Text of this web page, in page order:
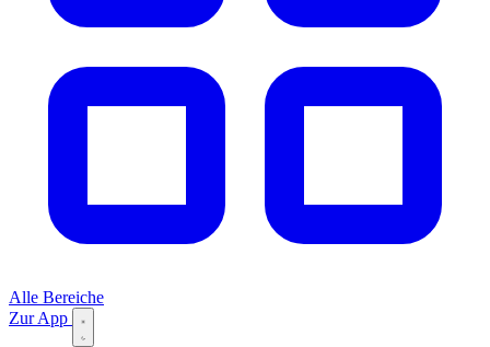
Alle Bereiche
Zur App